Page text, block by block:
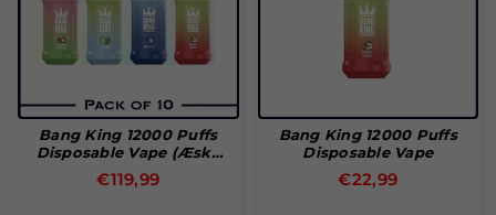
Bang King 12000 Puffs
Disposable Vape (æske
Med 10 Stk)
Normal
€119,99
Bang King 12000 Puffs
Disposable Vape
Normal
€22,99